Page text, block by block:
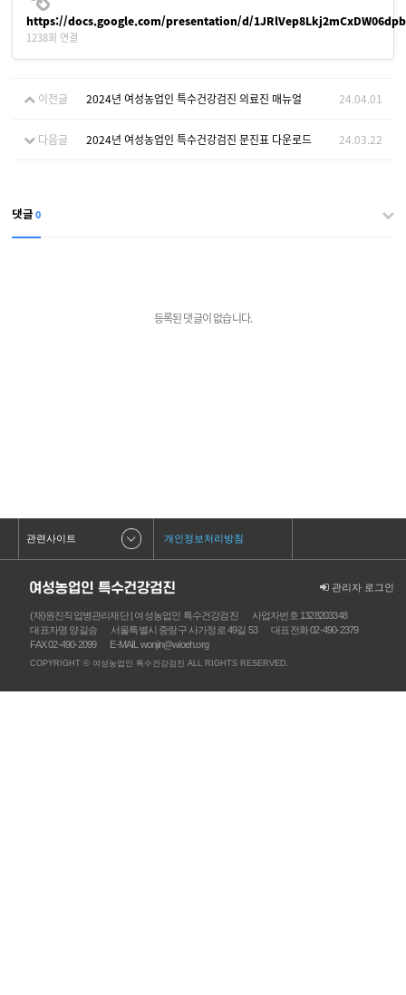
https://docs.google.com/presentation/d/
1238회 연결
이전글 2024년 여성농업인 특수건강검진 의료진 매뉴얼 24.04.01
다음글 2024년 여성농업인 특수건강검진 문진표 다운로드 24.03.22
댓글 0
등록된 댓글이 없습니다.
관련사이트 개인정보처리방침
(재)원진직업병관리재단 | 여성농업인 특수건강검진
사업자번호 1328203348
대표자명 양길승
서울특별시 중랑구 사가정로 49길 53
대표전화 02-490-2379
FAX 02-490-2099
E-MAIL wonjin@wioeh.org
COPYRIGHT © 여성농업인 특수건강검진 ALL RIGHTS RESERVED.
관리자 로그인